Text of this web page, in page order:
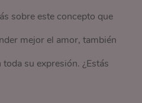
sobre este concepto que
mejor el amor, también
su expresión. ¿Estás